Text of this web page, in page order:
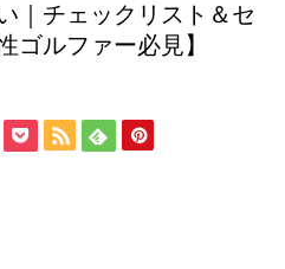
｜チェックリスト＆セ
ゴルファー必見】